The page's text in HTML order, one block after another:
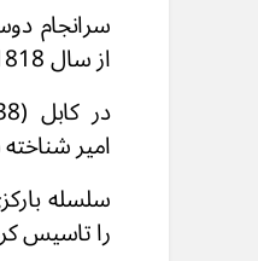
سرانجام
از سال 1818 فعال بود.
امیر
سلسله
را تاسيس